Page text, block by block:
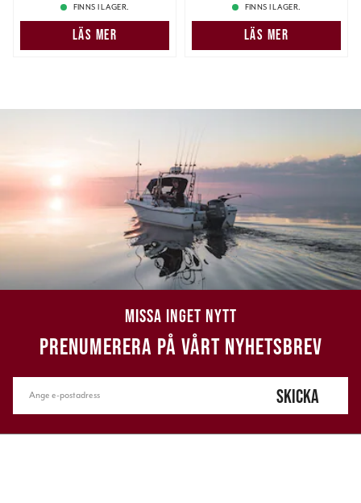
FINNS I LAGER.
LÄS MER
FINNS I LAGER.
LÄS MER
MISSA INGET NYTT
PRENUMERERA PÅ VÅRT NYHETSBREV
SKICKA